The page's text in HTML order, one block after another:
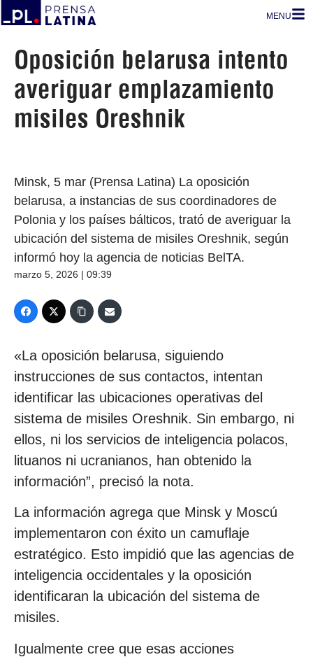
MENU
Oposición belarusa intento
averiguar emplazamiento
misiles Oreshnik
Minsk, 5 mar (Prensa Latina) La oposición
belarusa, a instancias de sus coordinadores de
Polonia y los países bálticos, trató de averiguar la
ubicación del sistema de misiles Oreshnik, según
informó hoy la agencia de noticias BelTA.
marzo 5, 2026 | 09:39
«La oposición belarusa, siguiendo
instrucciones de sus contactos, intentan
identificar las ubicaciones operativas del
sistema de misiles Oreshnik. Sin embargo, ni
ellos, ni los servicios de inteligencia polacos,
lituanos ni ucranianos, han obtenido la
información”, precisó la nota.
La información agrega que Minsk y Moscú
implementaron con éxito un camuflaje
estratégico. Esto impidió que las agencias de
inteligencia occidentales y la oposición
identificaran la ubicación del sistema de
misiles.
Igualmente cree que esas acciones